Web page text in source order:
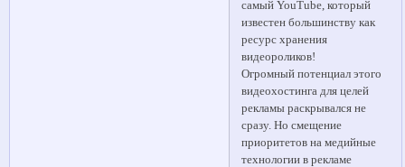
самый YouTube, который
известен большинству как
ресурс хранения
видеороликов!
Огромный потенциал этого
видеохостинга для целей
рекламы раскрывался не
сразу. Но смещение
приоритетов на медийные
технологии в рекламе